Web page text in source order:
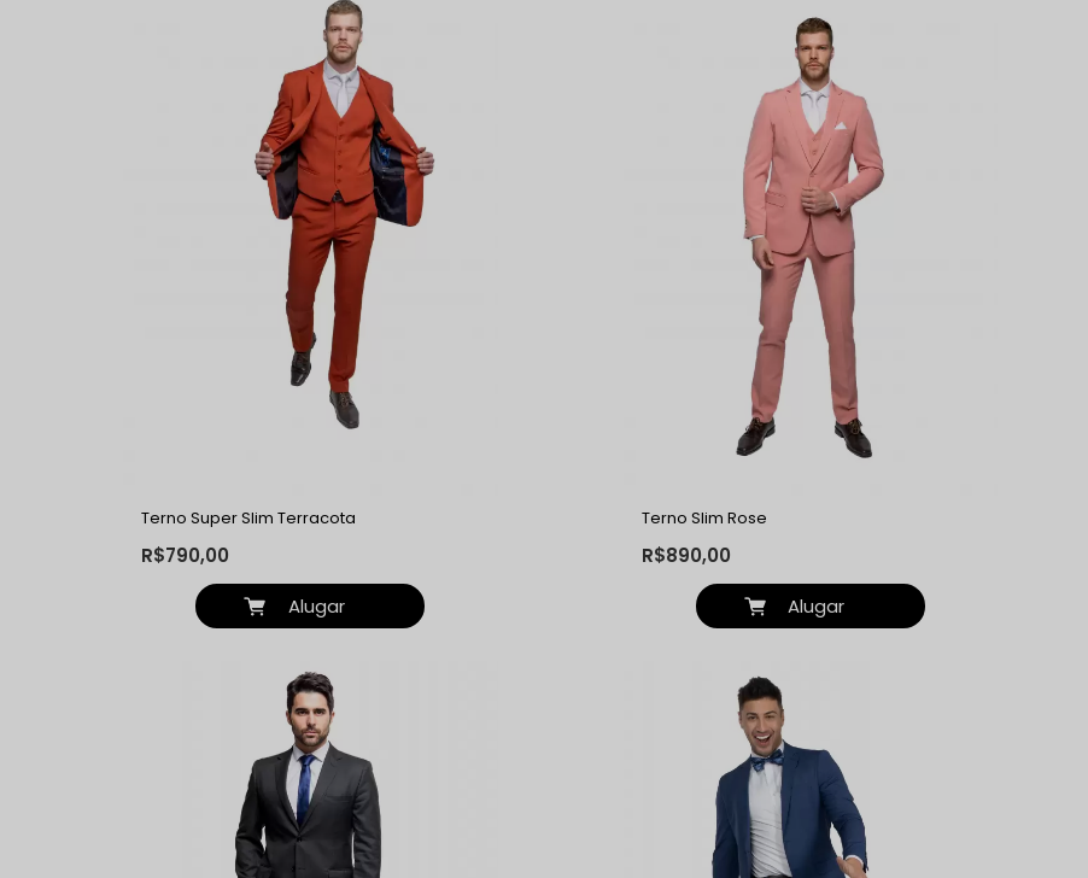
Terno Super Slim Terracota
R$790,00
Alugar
Terno Slim Rose
R$890,00
Alugar